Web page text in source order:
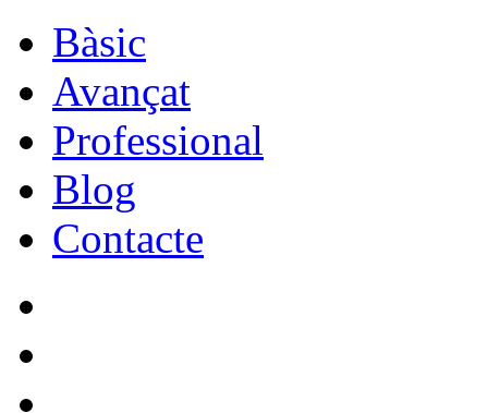
Bàsic
Avançat
Professional
Blog
Contacte